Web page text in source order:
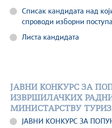
Списак кандидата над
спроводи изборни
Листа кандидата
ЈАВНИ КОНКУРС ЗА
ИЗВРШИЛАЧКИХ
МИНИСТАРСТВУ
ЈАВНИ КОНКУРС ЗА